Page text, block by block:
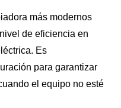
más modernos
de eficiencia en
Es
para garantizar
el equipo no esté